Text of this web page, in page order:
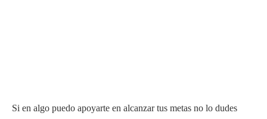
Si en algo puedo apoyarte en alcanzar tus metas no lo dudes